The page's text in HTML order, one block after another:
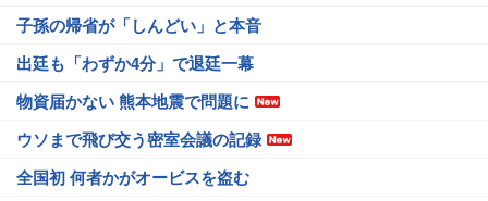
子孫の帰省が「しんどい」と本音
出廷も「わずか4分」で退廷一幕
物資届かない 熊本地震で問題に
ウソまで飛び交う密室会議の記録
全国初 何者かがオービスを盗む